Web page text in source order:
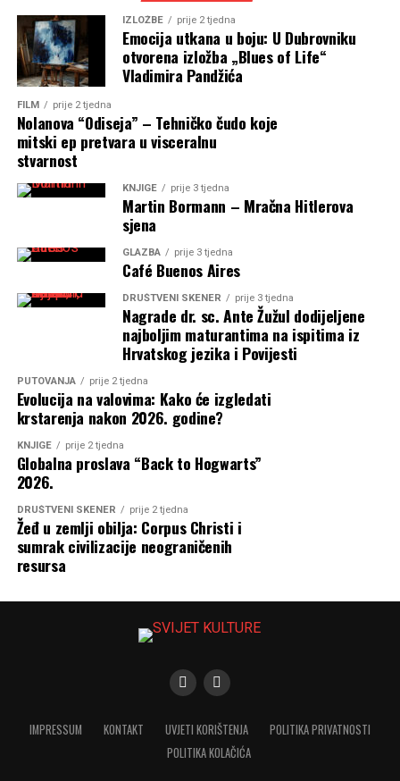
IZLOŽBE prije 2 tjedna
Emocija utkana u boju: U Dubrovniku
otvorena izložba „Blues of Life“
Vladimira Pandžića
FILM prije 2 tjedna
Nolanova “Odiseja” – Tehničko čudo koje
mitski ep pretvara u visceralnu
stvarnost
KNJIGE prije 3 tjedna
Martin Bormann – Mračna Hitlerova
sjena
GLAZBA prije 3 tjedna
Café Buenos Aires
DRUŠTVENI SKENER prije 3 tjedna
Nagrade dr. sc. Ante Žužul dodijeljene
najboljim maturantima na ispitima iz
Hrvatskog jezika i Povijesti
PUTOVANJA prije 2 tjedna
Evolucija na valovima: Kako će izgledati
krstarenja nakon 2026. godine?
KNJIGE prije 2 tjedna
Globalna proslava “Back to Hogwarts”
2026.
DRUŠTVENI SKENER prije 2 tjedna
Žeđ u zemlji obilja: Corpus Christi i
sumrak civilizacije neograničenih
resursa
IMPRESSUM KONTAKT UVJETI KORIŠTENJA
POLITIKA PRIVATNOSTI
POLITIKA KOLAČIĆA